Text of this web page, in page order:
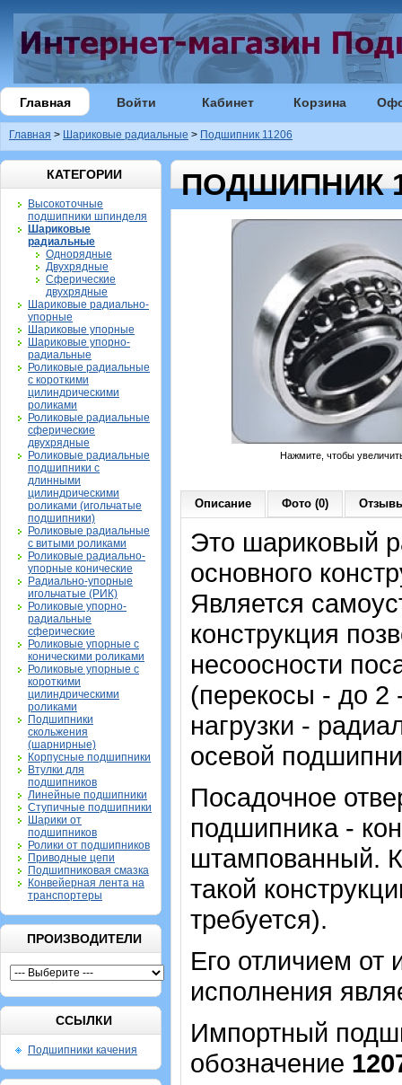
Главная Войти Кабинет Корзина
Главная > Шариковые радиальные > Подшипник 11206
КАТЕГОРИИ
Высокоточные
подшипники шпинделя
Шариковые
радиальные
Однорядные
Двухрядные
Сферические
двухрядные
Шариковые радиально-
упорные
Шариковые упорные
Шариковые упорно-
радиальные
Роликовые радиальные
с короткими
цилиндрическими
роликами
Роликовые радиальные
сферические
двухрядные
Роликовые радиальные
подшипники с
длинными
цилиндрическими
роликами (игольчатые
подшипники)
Роликовые радиальные
с витыми роликами
Роликовые радиально-
упорные конические
Радиально-упорные
игольчатые (РИК)
Роликовые упорно-
радиальные
сферические
Роликовые упорные с
коническими роликами
Роликовые упорные с
короткими
цилиндрическими
роликами
Подшипники
скольжения
(шарнирные)
Корпусные подшипники
Втулки для
подшипников
Линейные подшипники
Ступичные подшипники
Шарики от
подшипников
Ролики от подшипников
Приводные цепи
Подшипниковая смазка
Конвейерная лента на
транспортеры
ПРОИЗВОДИТЕЛИ
ССЫЛКИ
Подшипники качения
ПОДШИПНИК
Нажмите, чтобы
Описание Фото (0)
Это шариковый
основного
Является
конструкция
несоосности
(перекосы - до 2
нагрузки -
осевой
Посадочное
подшипника -
штампованный.
такой
требуется).
Его отличием от
исполнения
Импортный
обозначение